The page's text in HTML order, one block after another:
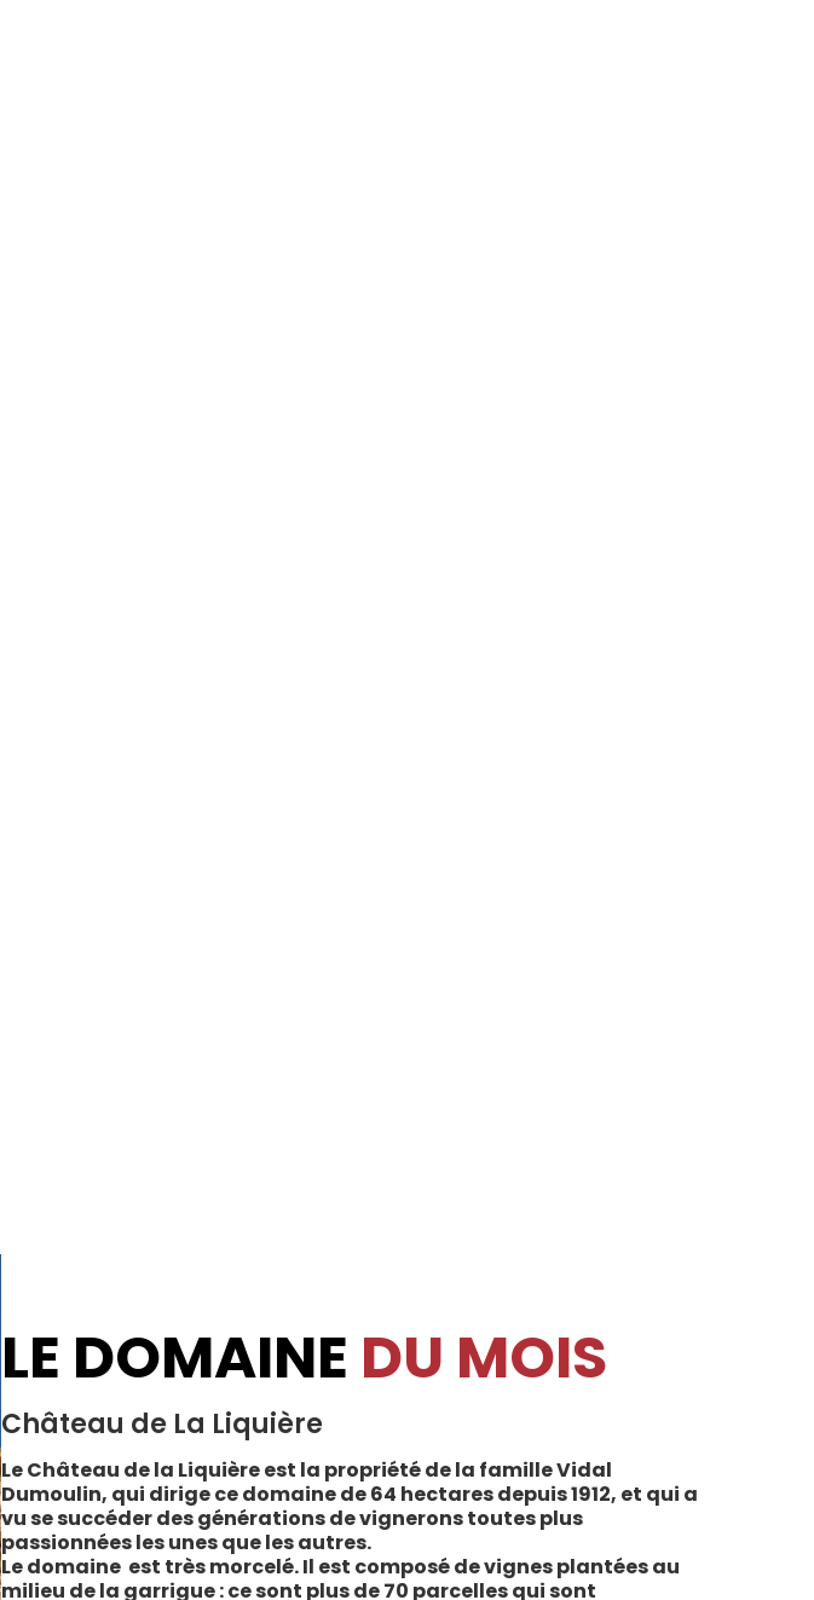
LE DOMAINE DU MOIS
Château de La Liquière
Le Château de la Liquière est la propriété de la famille Vidal
Dumoulin, qui dirige ce domaine de 64 hectares depuis 1912, et qui a
vu se succéder des générations de vignerons toutes plus
passionnées les unes que les autres.
Le domaine est très morcelé. Il est composé de vignes plantées au
milieu de la garrigue : ce sont plus de 70 parcelles qui sont